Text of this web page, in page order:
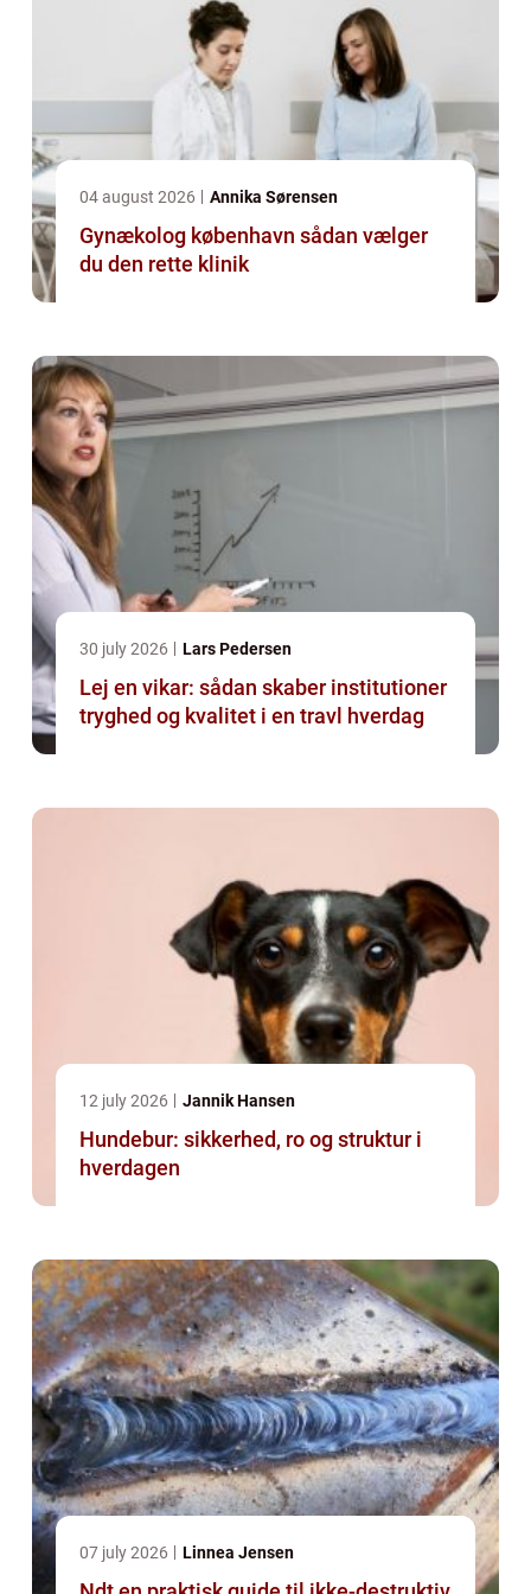
04 august 2026 Annika Sørensen
Gynækolog københavn sådan vælger
du den rette klinik
30 july 2026 Lars Pedersen
Lej en vikar: sådan skaber institutioner
tryghed og kvalitet i en travl hverdag
12 july 2026 Jannik Hansen
Hundebur: sikkerhed, ro og struktur i
hverdagen
07 july 2026 Linnea Jensen